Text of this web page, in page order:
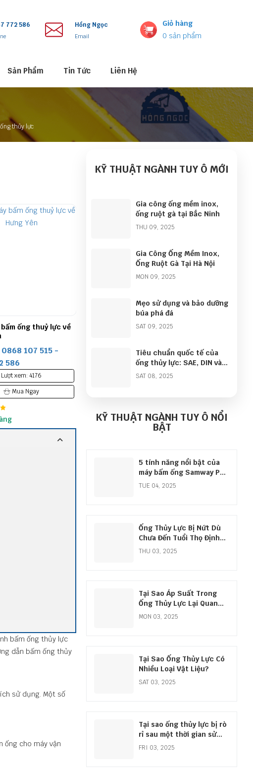
772 586 Hồng Ngọc
Email
Giỏ hàng
0 sản phẩm
Sản Phẩm Tin Tức Liên Hệ
thủy lực
Co Nối Hai Đầu Sống
LIÊN HỆ: 0868 107 515 -
Bàn Giao Combo Máy Bấm Ống
LIÊN HỆ: 0868 107 515 -
0967 772 586
Còn hàng
bấm ống thủy lực
dẫn bấm ống thủy
sử dụng. Một số
ống cho máy vận
KỸ THUẬT NGÀNH TUY Ô MỚI
Gia công ống mềm inox,
ống ruột gà tại Bắc Ninh
THU 09, 2025
Gia Công Ống Mềm Inox,
Ống Ruột Gà Tại Hà Nội
MON 09, 2025
Mẹo sử dụng và bảo dưỡng
búa phá đá
SAT 09, 2025
Tiêu chuẩn quốc tế của
ống thủy lực: SAE, DIN và
ISO
SAT 08, 2025
của ống thủy lực
MON 08, 2025
KỸ THUẬT NGÀNH TUY Ô NỔI
BẬT
5 tính năng nổi bật của
máy bấm ống Samway P32
bạn không nên bỏ lỡ
TUE 04, 2025
Ống Thủy Lực Bị Nứt Dù
Chưa Đến Tuổi Thọ Định
Mức
THU 03, 2025
Tại Sao Áp Suất Trong
Ống Thủy Lực Lại Quan
Trọng Khi Chọn Mua?
MON 03, 2025
Tại Sao Ống Thủy Lực Có
Nhiều Loại Vật Liệu?
SAT 03, 2025
Tại sao ống thủy lực bị rò
rỉ sau một thời gian sử
dụng?
FRI 03, 2025